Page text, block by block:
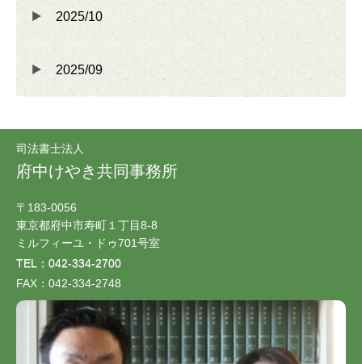
2025/10
2025/09
司法書士法人
府中けやき共同事務所
〒183-0056
東京都府中市寿町１丁目8-8
ミルフィーユ・ドゥ701号室
TEL：042-334-2700
FAX：042-334-2748